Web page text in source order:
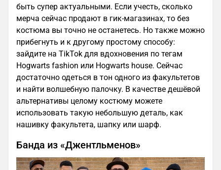
быть супер актуальными. Если учесть, сколько
мерча сейчас продают в гик-магазинах, то без
костюма вы точно не останетесь. Но также можно
прибегнуть и к другому простому способу:
зайдите на TikTok для вдохновения по тегам
Hogwarts fashion или Hogwarts house. Сейчас
достаточно одеться в тон одного из факультетов
и найти волшебную палочку. В качестве дешёвой
альтернативы целому костюму можете
использовать такую небольшую деталь, как
нашивку факультета, шапку или шарф.
Банда из «Джентльменов»